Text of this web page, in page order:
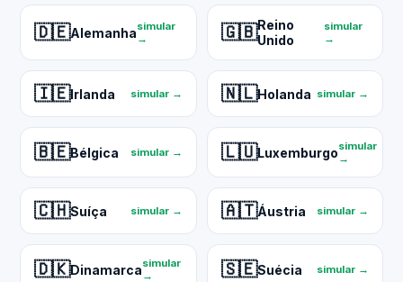
🇩🇪Alemanhasimular
→
🇬🇧Reino
Unido
simular
→
🇮🇪Irlanda simular → 🇳🇱Holanda simular →
🇧🇪Bélgica simular → 🇱🇺Luxemburgosimular
→
🇨🇭Suíça simular → 🇦🇹Áustria simular →
🇩🇰Dinamarcasimular
→
🇸🇪Suécia simular →